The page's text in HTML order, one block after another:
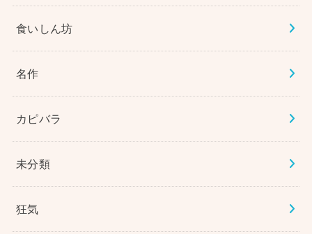
食いしん坊
名作
カピバラ
未分類
狂気